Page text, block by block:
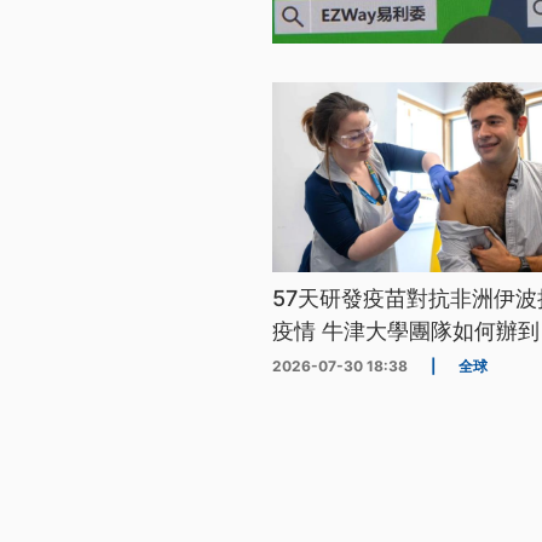
57天研發疫苗對抗非洲伊
疫情 牛津大學團隊如何辦
2026-07-30 18:38 全球